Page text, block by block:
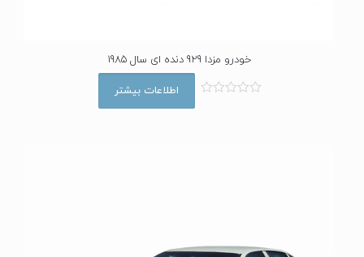
خودرو مزدا 929 دنده ای سال 1985
اطلاعات بیشتر